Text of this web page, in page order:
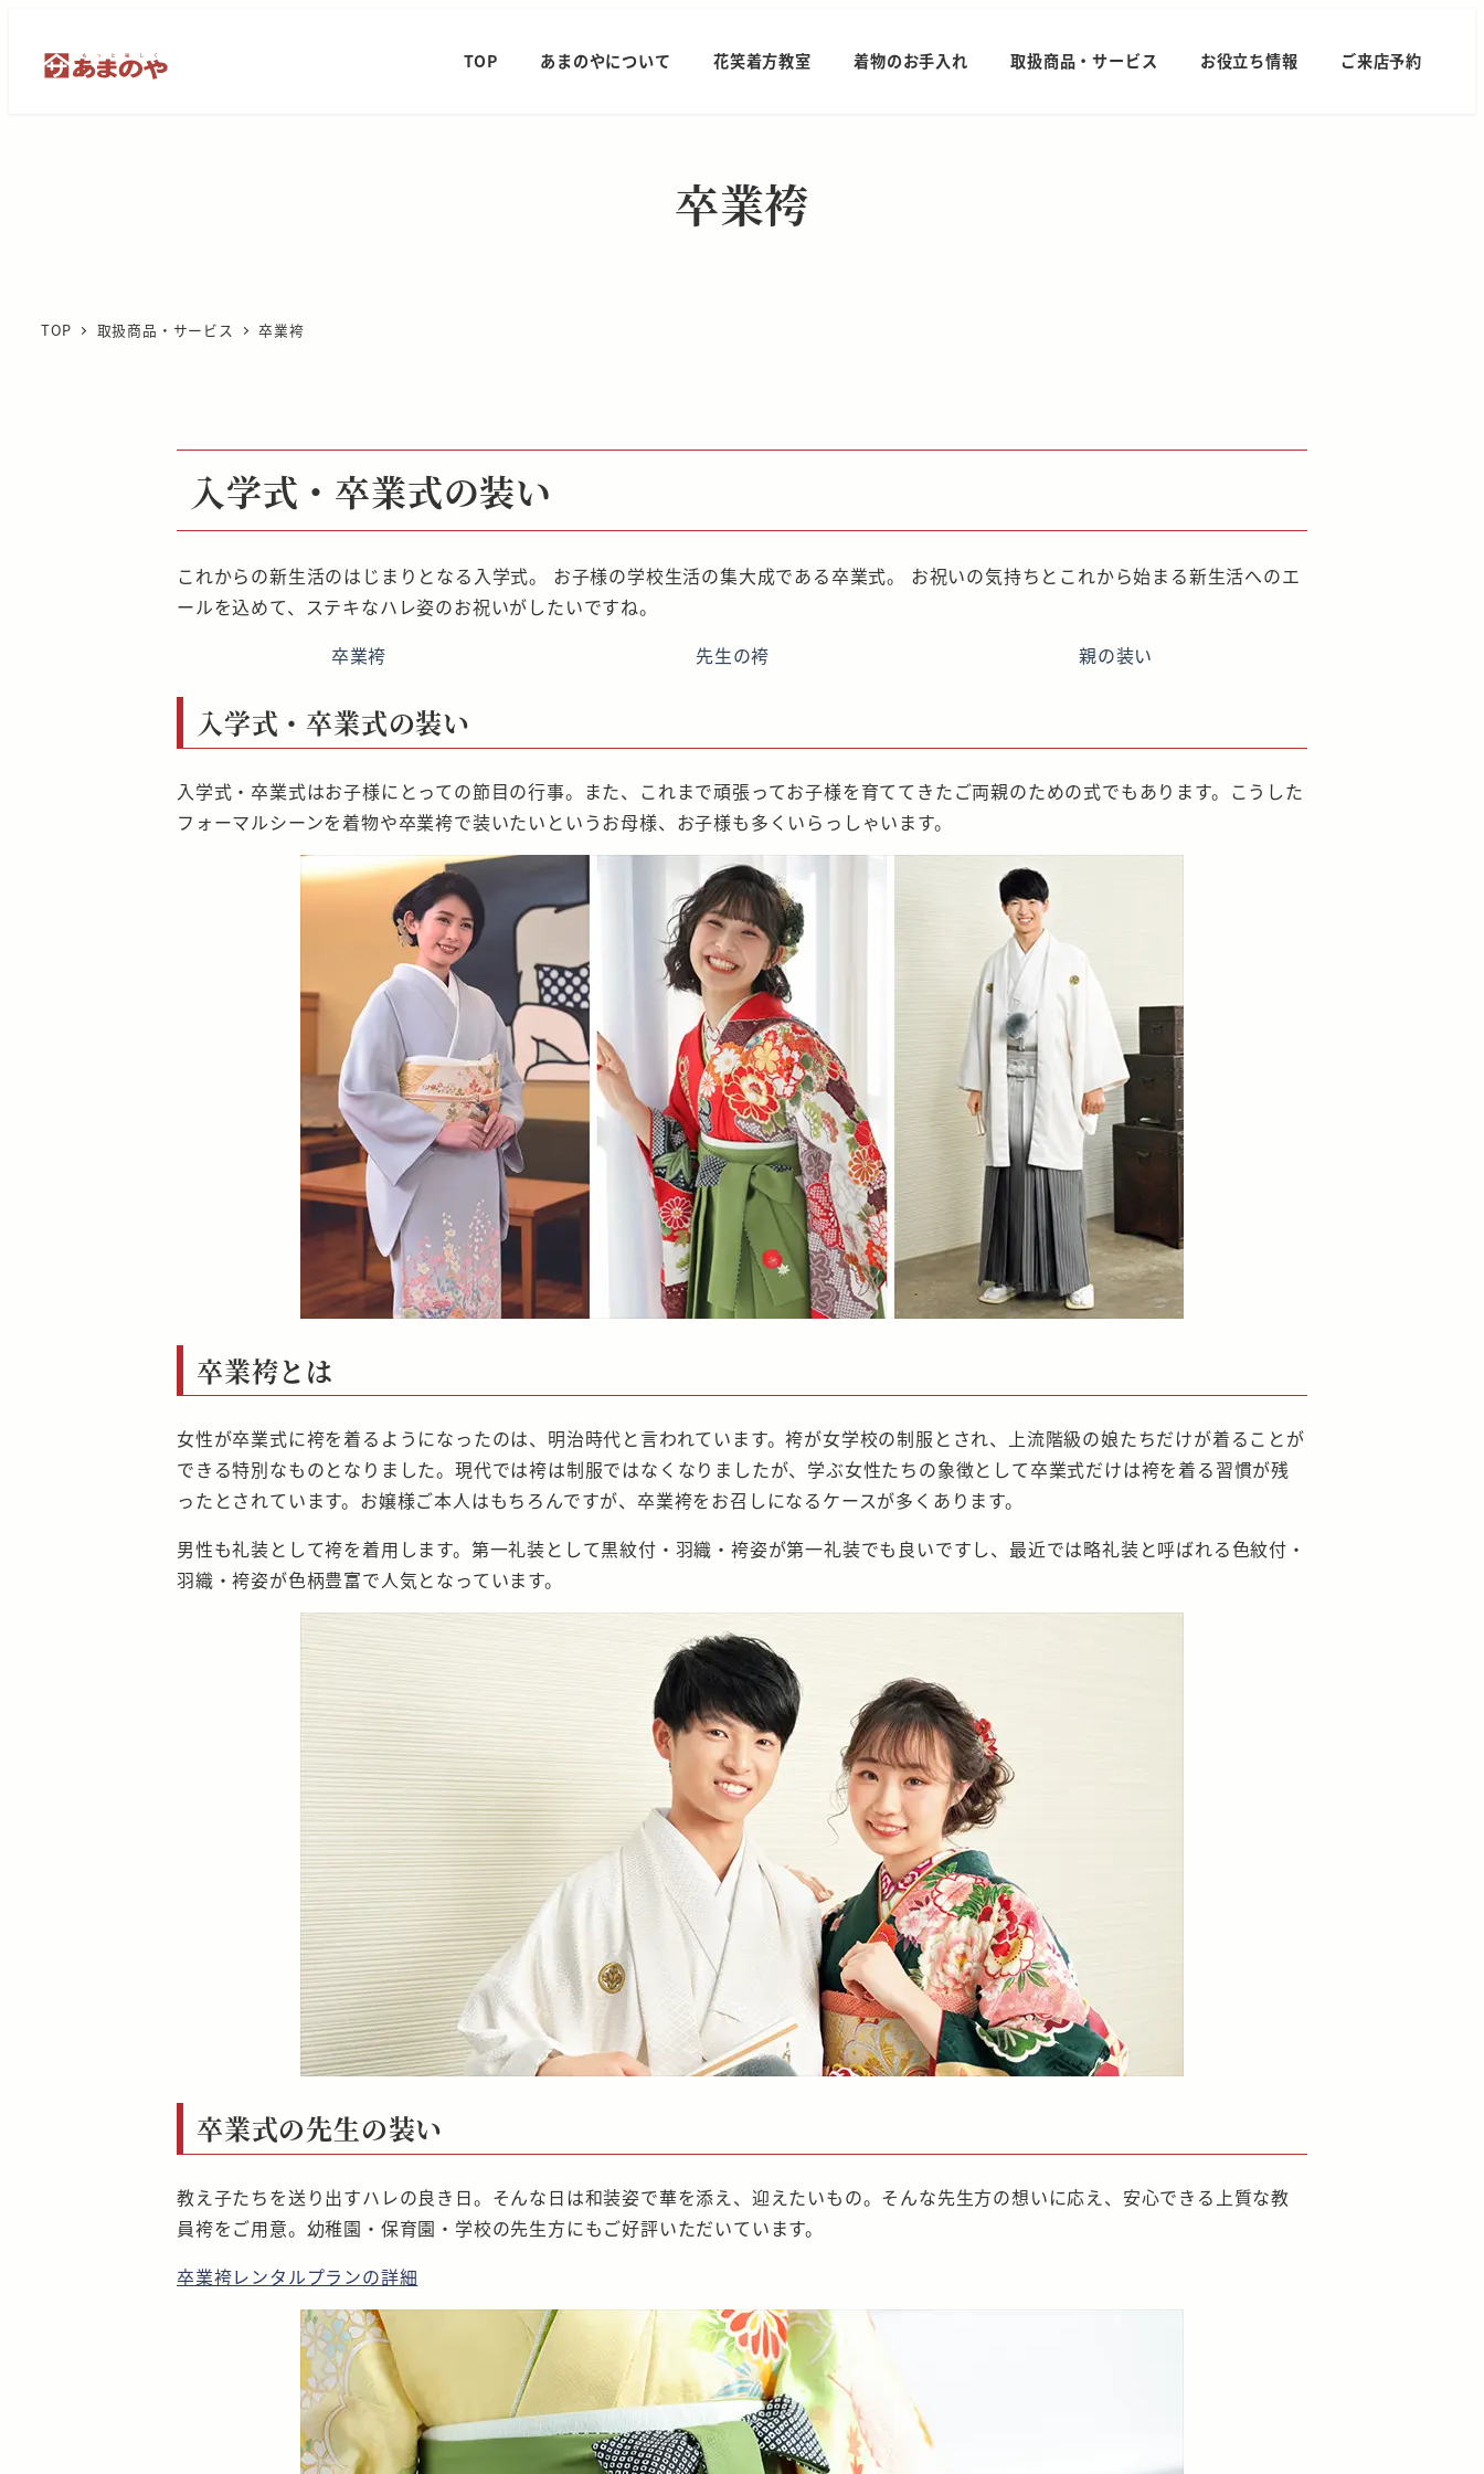
TOP あまのやについて 花笑着方教室 着物のお手入れ 取扱商品・サービス お役立ち情報 ご来店予約
卒業袴
TOP 取扱商品・サービス 卒業袴
入学式・卒業式の装い
これからの新生活のはじまりとなる入学式。 お子様の学校生活の集大成である卒業式。 お祝いの気持ちとこれから始まる新生活へのエ
ールを込めて、ステキなハレ姿のお祝いがしたいですね。
卒業袴
先生の袴 親の装い
入学式・卒業式の装い
入学式・卒業式はお子様にとっての節目の行事。また、これまで頑張ってお子様を育ててきたご両親のための式でもあります。こうした
フォーマルシーンを着物や卒業袴で装いたいというお母様、お子様も多くいらっしゃいます。
卒業袴とは
女性が卒業式に袴を着るようになったのは、明治時代と言われています。袴が女学校の制服とされ、上流階級の娘たちだけが着ることが
できる特別なものとなりました。現代では袴は制服ではなくなりましたが、学ぶ女性たちの象徴として卒業式だけは袴を着る習慣が残
ったとされています。お嬢様ご本人はもちろんですが、卒業袴をお召しになるケースが多くあります。
男性も礼装として袴を着用します。第一礼装として黒紋付・羽織・袴姿が第一礼装でも良いですし、最近では略礼装と呼ばれる色紋付・
羽織・袴姿が色柄豊富で人気となっています。
卒業式の先生の装い
教え子たちを送り出すハレの良き日。そんな日は和装姿で華を添え、迎えたいもの。そんな先生方の想いに応え、安心できる上質な教
員袴をご用意。幼稚園・保育園・学校の先生方にもご好評いただいています。
卒業袴レンタルプランの詳細